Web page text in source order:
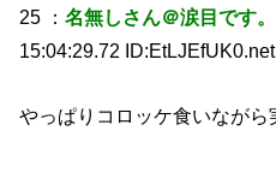
25 ：名無しさん＠涙目です。
15:04:29.72 ID:EtLJEfUK0.net
やっぱりコロッケ食いながら